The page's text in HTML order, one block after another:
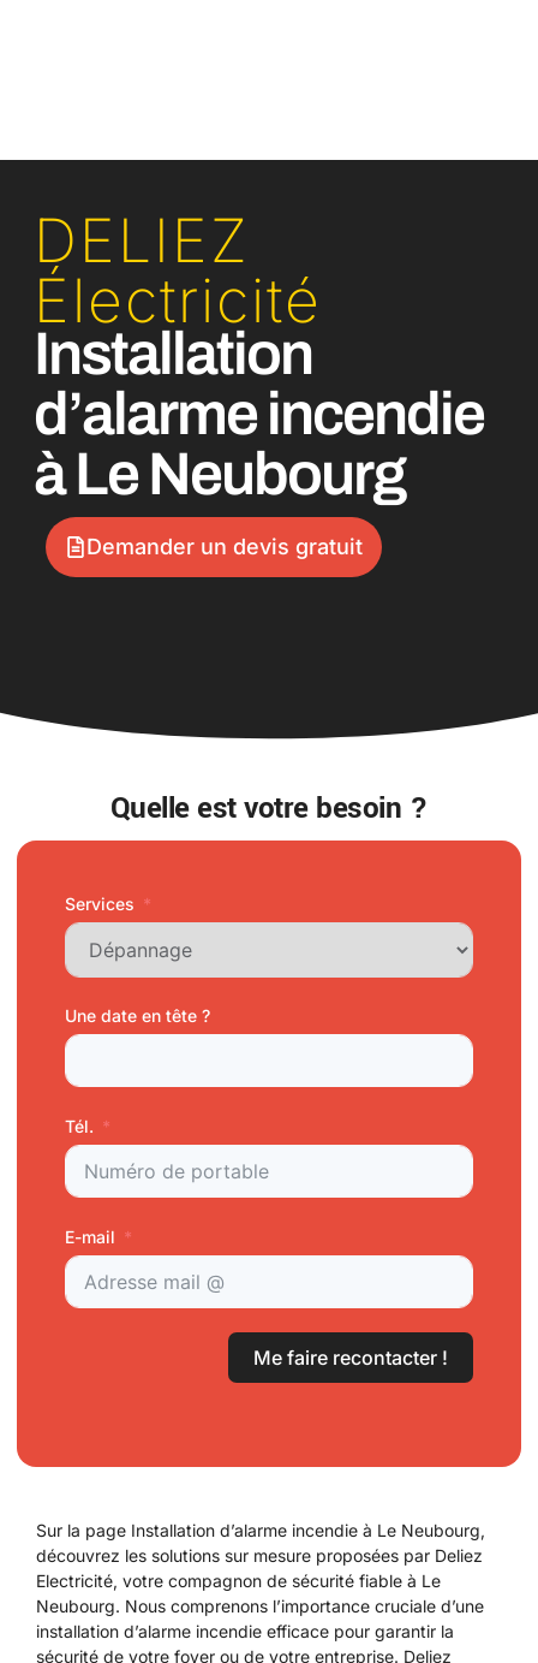
DELIEZ
Électricité
Installation
d’alarme incendie
à Le Neubourg
Demander un devis gratuit
Quelle est votre besoin ?
Services
Une date en tête ?
Tél.
E-mail
Me faire recontacter !
Sur la page Installation d’alarme incendie à Le Neubourg,
découvrez les solutions sur mesure proposées par Deliez
Electricité, votre compagnon de sécurité fiable à Le
Neubourg. Nous comprenons l’importance cruciale d’une
installation d’alarme incendie efficace pour garantir la
sécurité de votre foyer ou de votre entreprise. Deliez